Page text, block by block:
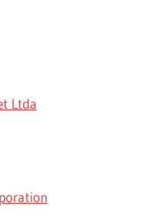
Ltda